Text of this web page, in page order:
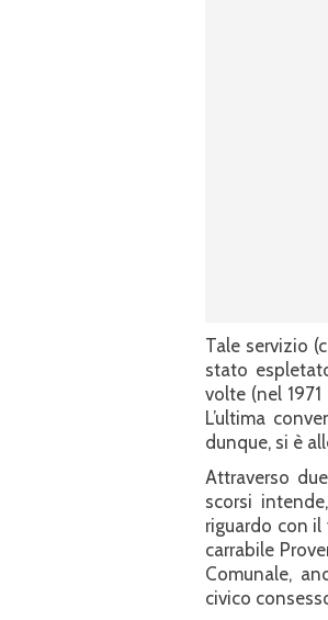
Tale servizio
stato
volte (nel
L’ultima
dunque, si è
Attraverso
scorsi
riguardo con
carrabile
Comunale,
civico